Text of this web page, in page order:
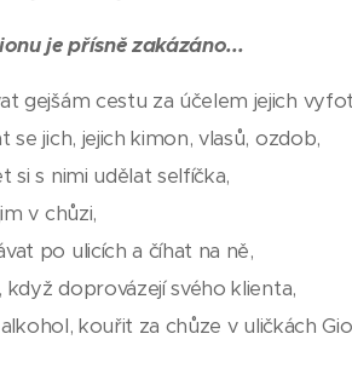
je přísně zakázáno...
gejšám cestu za účelem jejich
se jich, jejich kimon, vlasů, ozdob,
si s nimi udělat selfíčka,
v chůzi,
po ulicích a číhat na ně,
když doprovázejí svého klienta,
kouřit za chůze v uličkách